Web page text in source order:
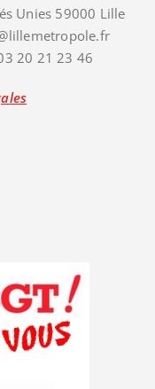
Unies 59000 Lille
20 21 23 46